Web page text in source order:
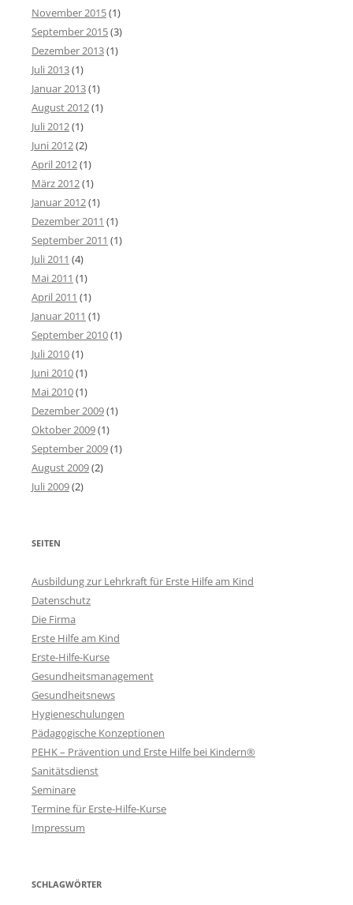
November 2015(1)
September 2015(3)
Dezember 2013(1)
Juli 2013(1)
Januar 2013(1)
August 2012(1)
Juli 2012(1)
Juni 2012(2)
April 2012(1)
März 2012(1)
Januar 2012(1)
Dezember 2011 (1)
September 2011 (1)
Juli 2011 (4)
Mai 2011 (1)
April 2011 (1)
Januar 2011 (1)
September 2010(1)
Juli 2010(1)
Juni 2010(1)
Mai 2010(1)
Dezember 2009(1)
Oktober 2009(1)
September 2009(1)
August 2009(2)
Juli 2009(2)
SEITEN
Ausbildung zur Lehrkraft für Erste Hilfe am Kind
Datenschutz
Die Firma
Erste Hilfe am Kind
Erste-Hilfe-Kurse
Gesundheitsmanagement
Gesundheitsnews
Hygieneschulungen
Pädagogische Konzeptionen
PEHK – Prävention und Erste Hilfe bei Kindern®
Sanitätsdienst
Seminare
Termine für Erste-Hilfe-Kurse
Impressum
SCHLAGWÖRTER